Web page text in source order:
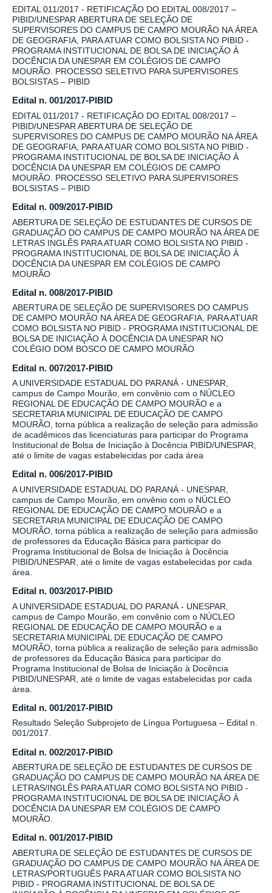
EDITAL 011/2017 - RETIFICAÇÃO DO EDITAL 008/2017 –
PIBID/UNESPAR ABERTURA DE SELEÇÃO DE
SUPERVISORES DO CAMPUS DE CAMPO MOURÃO NA ÁREA
DE GEOGRAFIA, PARA ATUAR COMO BOLSISTA NO PIBID -
PROGRAMA INSTITUCIONAL DE BOLSA DE INICIAÇÃO À
DOCÊNCIA DA UNESPAR EM COLÉGIOS DE CAMPO
MOURÃO. PROCESSO SELETIVO PARA SUPERVISORES
BOLSISTAS – PIBID
Edital n. 001/2017-PIBID
EDITAL 011/2017 - RETIFICAÇÃO DO EDITAL 008/2017 –
PIBID/UNESPAR ABERTURA DE SELEÇÃO DE
SUPERVISORES DO CAMPUS DE CAMPO MOURÃO NA ÁREA
DE GEOGRAFIA, PARA ATUAR COMO BOLSISTA NO PIBID -
PROGRAMA INSTITUCIONAL DE BOLSA DE INICIAÇÃO À
DOCÊNCIA DA UNESPAR EM COLÉGIOS DE CAMPO
MOURÃO. PROCESSO SELETIVO PARA SUPERVISORES
BOLSISTAS – PIBID
Edital n. 009/2017-PIBID
ABERTURA DE SELEÇÃO DE ESTUDANTES DE CURSOS DE
GRADUAÇÃO DO CAMPUS DE CAMPO MOURÃO NA ÁREA DE
LETRAS INGLÊS PARA ATUAR COMO BOLSISTA NO PIBID -
PROGRAMA INSTITUCIONAL DE BOLSA DE INICIAÇÃO À
DOCÊNCIA DA UNESPAR EM COLÉGIOS DE CAMPO
MOURÃO
Edital n. 008/2017-PIBID
ABERTURA DE SELEÇÃO DE SUPERVISORES DO CAMPUS
DE CAMPO MOURÃO NA ÁREA DE GEOGRAFIA, PARA ATUAR
COMO BOLSISTA NO PIBID - PROGRAMA INSTITUCIONAL DE
BOLSA DE INICIAÇÃO À DOCÊNCIA DA UNESPAR NO
COLÉGIO DOM BOSCO DE CAMPO MOURÃO
Edital n. 007/2017-PIBID
A UNIVERSIDADE ESTADUAL DO PARANÁ - UNESPAR,
campus de Campo Mourão, em convênio com o NÚCLEO
REGIONAL DE EDUCAÇÃO DE CAMPO MOURÃO e a
SECRETARIA MUNICIPAL DE EDUCAÇÃO DE CAMPO
MOURÃO, torna pública a realização de seleção para admissão
de acadêmicos das licenciaturas para participar do Programa
Institucional de Bolsa de Iniciação à Docência PIBID/UNESPAR,
até o limite de vagas estabelecidas por cada área
Edital n. 006/2017-PIBID
A UNIVERSIDADE ESTADUAL DO PARANÁ - UNESPAR,
campus de Campo Mourão, em onvênio com o NÚCLEO
REGIONAL DE EDUCAÇÃO DE CAMPO MOURÃO e a
SECRETARIA MUNICIPAL DE EDUCAÇÃO DE CAMPO
MOURÃO, torna pública a realização de seleção para admissão
de professores da Educação Básica para participar do
Programa Institucional de Bolsa de Iniciação à Docência
PIBID/UNESPAR, até o limite de vagas estabelecidas por cada
área.
Edital n. 003/2017-PIBID
A UNIVERSIDADE ESTADUAL DO PARANÁ - UNESPAR,
campus de Campo Mourão, em convênio com o NÚCLEO
REGIONAL DE EDUCAÇÃO DE CAMPO MOURÃO e a
SECRETARIA MUNICIPAL DE EDUCAÇÃO DE CAMPO
MOURÃO, torna pública a realização de seleção para admissão
de professores da Educação Básica para participar do
Programa Institucional de Bolsa de Iniciação à Docência
PIBID/UNESPAR, até o limite de vagas estabelecidas por cada
área.
Edital n. 001/2017-PIBID
Resultado Seleção Subprojeto de Língua Portuguesa – Edital n.
001/2017.
Edital n. 002/2017-PIBID
ABERTURA DE SELEÇÃO DE ESTUDANTES DE CURSOS DE
GRADUAÇÃO DO CAMPUS DE CAMPO MOURÃO NA ÁREA DE
LETRAS/INGLÊS PARA ATUAR COMO BOLSISTA NO PIBID -
PROGRAMA INSTITUCIONAL DE BOLSA DE INICIAÇÃO À
DOCÊNCIA DA UNESPAR EM COLÉGIOS DE CAMPO
MOURÃO.
Edital n. 001/2017-PIBID
ABERTURA DE SELEÇÃO DE ESTUDANTES DE CURSOS DE
GRADUAÇÃO DO CAMPUS DE CAMPO MOURÃO NA ÁREA DE
LETRAS/PORTUGUÊS PARA ATUAR COMO BOLSISTA NO
PIBID - PROGRAMA INSTITUCIONAL DE BOLSA DE